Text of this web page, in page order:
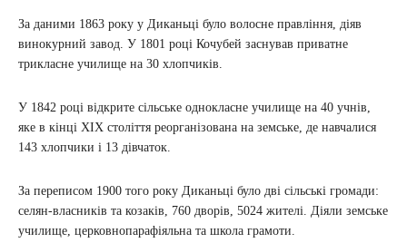
За даними 1863 року у Диканьці було волосне правління, діяв
винокурний завод. У 1801 році Кочубей заснував приватне
трикласне училище на 30 хлопчиків.
У 1842 році відкрите сільське однокласне училище на 40 учнів,
яке в кінці ХІХ століття реорганізована на земське, де навчалися
143 хлопчики і 13 дівчаток.
За переписом 1900 того року Диканьці було дві сільські громади:
селян-власників та козаків, 760 дворів, 5024 жителі. Діяли земське
училище, церковнопарафіяльна та школа грамоти.